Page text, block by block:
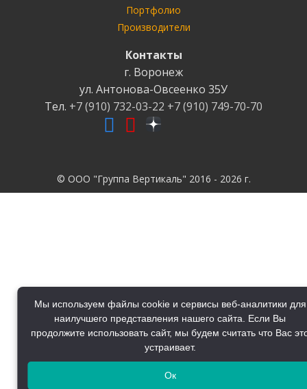
Портфолио
Производители
Контакты
г. Воронеж
ул. Антонова-Овсеенко 35У
Тел. +7 (910) 732-03-22 +7 (910) 749-70-70
© ООО "Группа Вертикаль" 2016 - 2026 г.
Мы используем файлы cookie и сервисы веб-аналитики для
наилучшего представления нашего сайта. Если Вы
продолжите использовать сайт, мы будем считать что Вас
устраивает.
Ок